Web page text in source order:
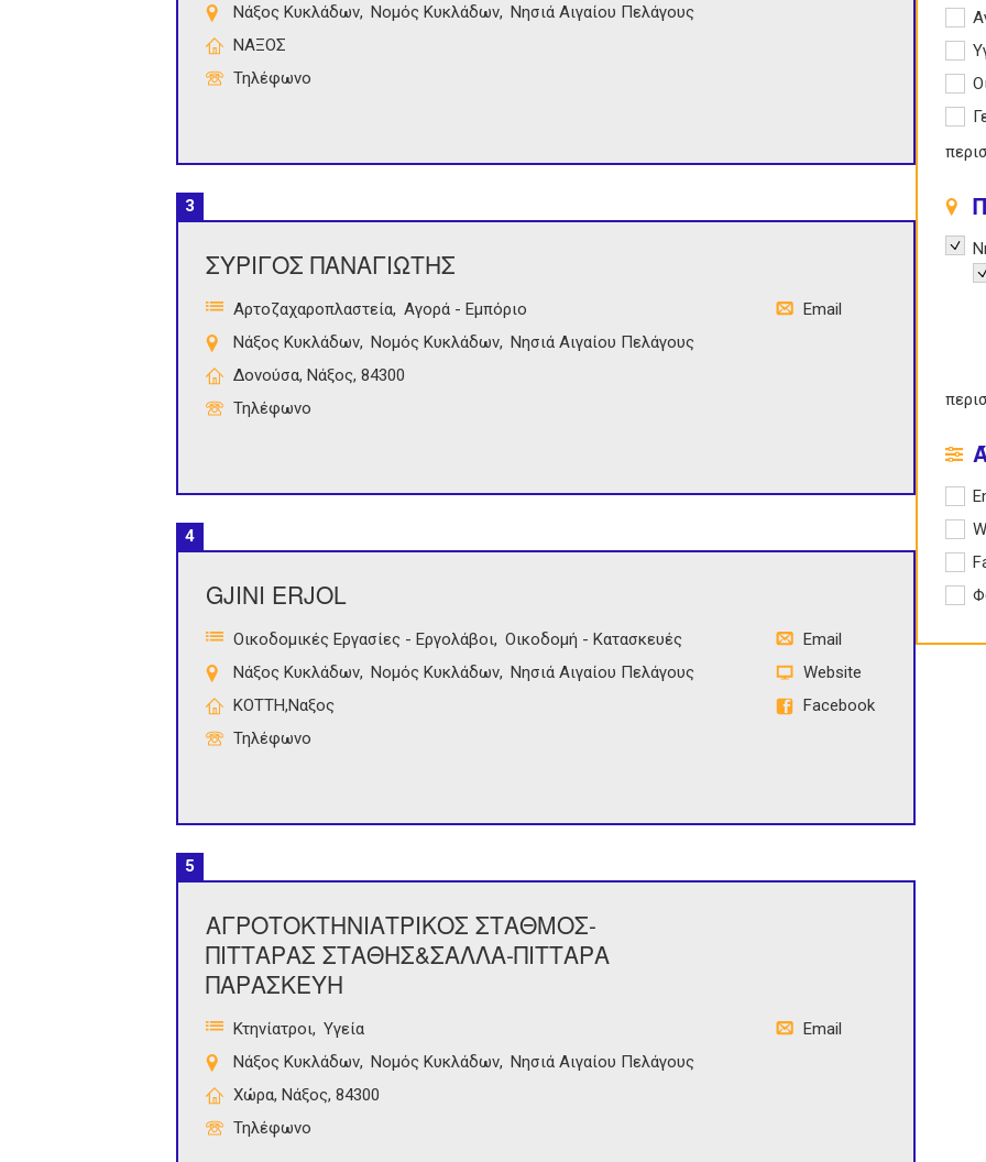
Νάξος Κυκλάδων Νομός Κυκλάδων Νησιά Αιγαίου Πελάγους
ΝΑΞΟΣ
Τηλέφωνο
3
ΣΥΡΙΓΟΣ ΠΑΝΑΓΙΩΤΗΣ
Αρτοζαχαροπλαστεία Αγορά - Εμπόριο
Νάξος Κυκλάδων Νομός Κυκλάδων Νησιά Αιγαίου Πελάγους
Δονούσα, Νάξος, 84300
Τηλέφωνο
Email
4
GJINI ERJOL
Οικοδομικές Εργασίες - Εργολάβοι Οικοδομή - Κατασκευές
Νάξος Κυκλάδων Νομός Κυκλάδων Νησιά Αιγαίου Πελάγους
ΚΟΤΤΗ,Ναξος
Τηλέφωνο
Email
Website
Facebook
5
ΑΓΡΟΤΟΚΤΗΝΙΑΤΡΙΚΟΣ ΣΤΑΘΜΟΣ-
ΠΙΤΤΑΡΑΣ ΣΤΑΘΗΣ&ΣΑΛΛΑ-ΠΙΤΤΑΡΑ
ΠΑΡΑΣΚΕΥΗ
Κτηνίατροι Υγεία
Νάξος Κυκλάδων Νομός Κυκλάδων Νησιά Αιγαίου Πελάγους
Χώρα, Νάξος, 84300
Τηλέφωνο
Email